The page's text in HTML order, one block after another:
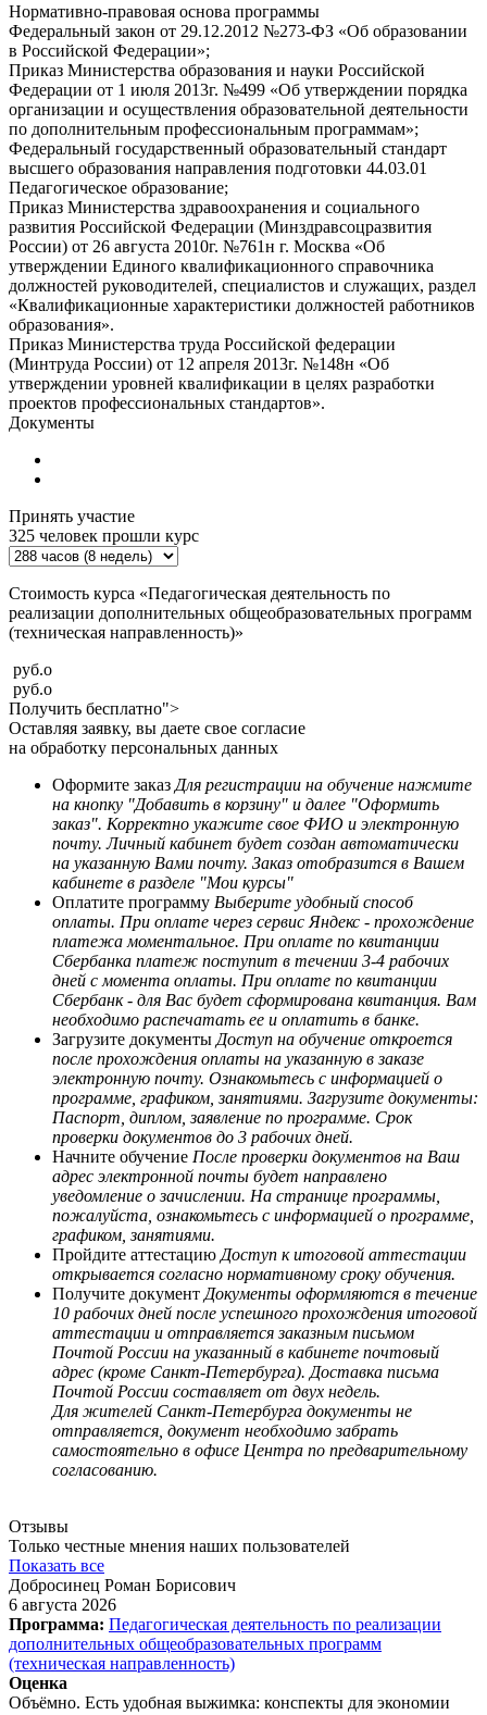
Нормативно-правовая основа программы
Федеральный закон от 29.12.2012 №273-ФЗ «Об образовании
в Российской Федерации»;
Приказ Министерства образования и науки Российской
Федерации от 1 июля 2013г. №499 «Об утверждении порядка
организации и осуществления образовательной деятельности
по дополнительным профессиональным программам»;
Федеральный государственный образовательный стандарт
высшего образования направления подготовки 44.03.01
Педагогическое образование;
Приказ Министерства здравоохранения и социального
развития Российской Федерации (Mинздравсоцразвития
России) от 26 августа 2010г. №761н г. Москва «Об
утверждении Единого квалификационного справочника
должностей руководителей, специалистов и служащих, раздел
«Квалификационные характеристики должностей работников
образования».
Приказ Министерства труда Российской федерации
(Минтруда России) от 12 апреля 2013г. №148н «Об
утверждении уровней квалификации в целях разработки
проектов профессиональных стандартов».
Документы
Принять участие
325 человек прошли курс
Стоимость курса «Педагогическая деятельность по
реализации дополнительных общеобразовательных программ
(техническая направленность)»
руб.o
руб.o
Получить бесплатно">
Оставляя заявку, вы даете свое согласие
на обработку персональных данных
Оформите заказ Для регистрации на обучение нажмите
на кнопку "Добавить в корзину" и далее "Оформить
заказ". Корректно укажите свое ФИО и электронную
почту. Личный кабинет будет создан автоматически
на указанную Вами почту. Заказ отобразится в Вашем
кабинете в разделе "Мои курсы"
Оплатите программу Выберите удобный способ
оплаты. При оплате через сервис Яндекс - прохождение
платежа моментальное. При оплате по квитанции
Сбербанка платеж поступит в течении 3-4 рабочих
дней с момента оплаты. При оплате по квитанции
Сбербанк - для Вас будет сформирована квитанция. Вам
необходимо распечатать ее и оплатить в банке.
Загрузите документы Доступ на обучение откроется
после прохождения оплаты на указанную в заказе
электронную почту. Ознакомьтесь с информацией о
программе, графиком, занятиями. Загрузите документы:
Паспорт, диплом, заявление по программе. Срок
проверки документов до 3 рабочих дней.
Начните обучение После проверки документов на Ваш
адрес электронной почты будет направлено
уведомление о зачислении. На странице программы,
пожалуйста, ознакомьтесь с информацией о программе,
графиком, занятиями.
Пройдите аттестацию Доступ к итоговой аттестации
открывается согласно нормативному сроку обучения.
Получите документ Документы оформляются в течение
10 рабочих дней после успешного прохождения итоговой
аттестации и отправляется заказным письмом
Почтой России на указанный в кабинете почтовый
адрес (кроме Санкт-Петербурга). Доставка письма
Почтой России составляет от двух недель.
Для жителей Санкт-Петербурга документы не
отправляется, документ необходимо забрать
самостоятельно в офисе Центра по предварительному
согласованию.
Отзывы
Только честные мнения наших пользователей
Показать все
Добросинец Роман Борисович
6 августа 2026
Программа: Педагогическая деятельность по реализации
дополнительных общеобразовательных программ
(техническая направленность)
Оценка
Объёмно. Есть удобная выжимка: конспекты для экономии